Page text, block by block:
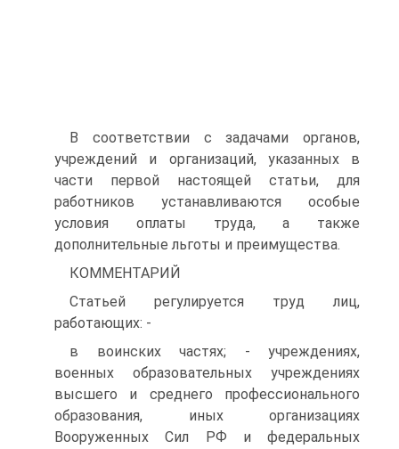
В соответствии с задачами органов,
учреждений и организаций, указанных в
части первой настоящей статьи, для
работников устанавливаются особые
условия оплаты труда, а также
дополнительные льготы и преимущества.
КОММЕНТАРИЙ
Статьей регулируется труд лиц,
работающих: -
в воинских частях; - учреждениях,
военных образовательных учреждениях
высшего и среднего профессионального
образования, иных организациях
Вооруженных Сил РФ и федеральных